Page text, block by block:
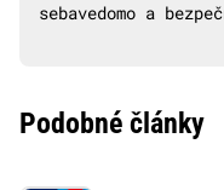
sebavedomo a
Podobné články